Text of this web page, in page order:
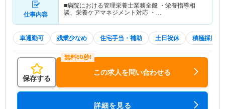
仕事内容
■病院における管理栄養士業務全般 ・栄養指導相
談、栄養ケアマネジメント対応 ・…
車通勤可 残業少なめ 住宅手当・補助 土日祝休 積極採用中
保存する
この求人を問い合わせる
詳細を見る